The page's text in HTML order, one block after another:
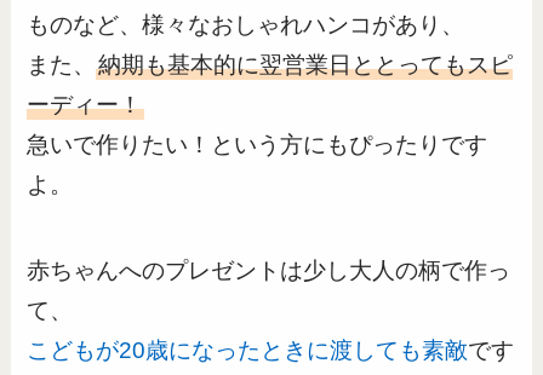
ものなど、様々なおしゃれハンコがあり、
また、納期も基本的に翌営業日ととってもスピ
ーディー！
急いで作りたい！という方にもぴったりです
よ。
赤ちゃんへのプレゼントは少し大人の柄で作っ
て、
こどもが20歳になったときに渡しても素敵です